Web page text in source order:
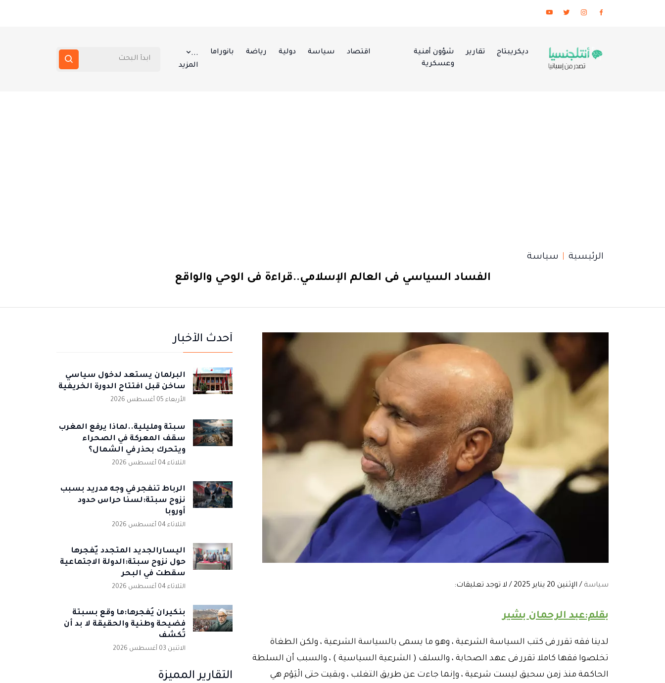
ديكريبتاج تقارير
شؤون أمنية
وعسكرية
اقتصاد سياسة دولية رياضة بانوراما
...
المزيد
الرئيسية سياسة
الفساد السياسي فى العالم الإسلامي..قراءة فى الوحي والواقع
سياسة / الإثنين 20 يناير 2025 / لا توجد تعليقات:
بقلم:عبد الرحمان بشير
لدينا فقه تقرر فى كتب السياسة الشرعية ، وهو ما يسمى بالسياسة الشرعية ، ولكن الطغاة
تخلصوا فقها كاملا تقرر فى عهد الصحابة ، والسلف ( الشرعية السياسية ) ، والسبب أن السلطة
الحاكمة منذ زمن سحيق ليست شرعية ، وإنما جاءت عن طريق التغلب ، وبقيت حتى الْيَوْم هي
أحدث الأخبار
البرلمان يستعد لدخول سياسي
ساخن قبل افتتاح الدورة الخريفية
الأربعاء 05 أغسطس 2026
سبتة ومليلية..لماذا يرفع المغرب
سقف المعركة في الصحراء
ويتحرك بحذر في الشمال؟
الثلاثاء 04 أغسطس 2026
الرباط تنفجر في وجه مدريد بسبب
نزوح سبتة:لسنا حراس حدود
أوروبا
الثلاثاء 04 أغسطس 2026
اليسارالجديد المتجدد يٌفجرها
حول نزوح سبتة:الدولة الاجتماعية
سقطت في البحر
الثلاثاء 04 أغسطس 2026
بنكيران يُفجرها:ما وقع بسبتة
فضيحة وطنية والحقيقة لا بد أن
تُكشف
الاثنين 03 أغسطس 2026
التقارير المميزة